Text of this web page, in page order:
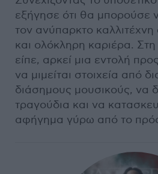
εξήγησε ότι θα μπορούσε
τον ανύπαρκτο
και ολόκληρη καριέρα.
είπε, αρκεί μια εντολή
να μιμείται στοιχεία από
διάσημους μουσικούς, να
τραγούδια και να
αφήγημα γύρω από το